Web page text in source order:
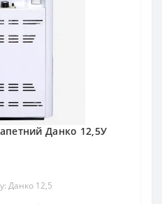
Данко 12,5У
Данко 12,5